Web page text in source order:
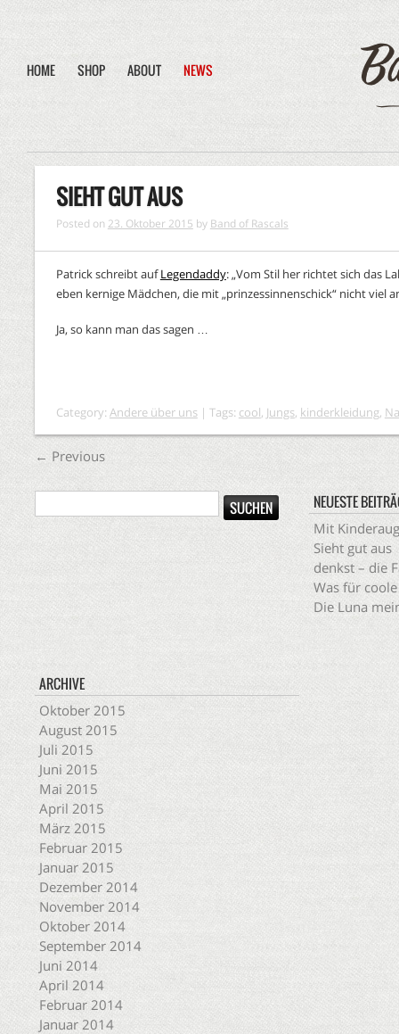
HOME SHOP ABOUT NEWS
SIEHT GUT AUS
Posted on 23. Oktober 2015 by Band of Rascals
Patrick schreibt aufLegendaddy: „Vom Stil her richtet sich das
eben kernige Mädchen, die mit „prinzessinnenschick“ nicht viel
Ja, so kann man das sagen …
Category: Andere über uns| Tags: cool, Jungs, kinderkleidung,
← Previous
NEUESTE
Mit
Sieht gut aus
denkst – die
Was für coole
Die Luna
ARCHIVE
Oktober 2015
August 2015
Juli 2015
Juni 2015
Mai 2015
April 2015
März 2015
Februar 2015
Januar 2015
Dezember 2014
November 2014
Oktober 2014
September 2014
Juni 2014
April 2014
Februar 2014
Januar 2014